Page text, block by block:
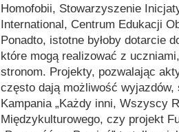
Homofobii, Stowarzyszenie
International, Centrum Edukacji
Ponadto, istotne byłoby dotarcie
które mogą realizować z
stronom. Projekty, pozwalając
często dają możliwość
Kampania „Każdy inni, Wszyscy
Międzykulturowego, czy projekt